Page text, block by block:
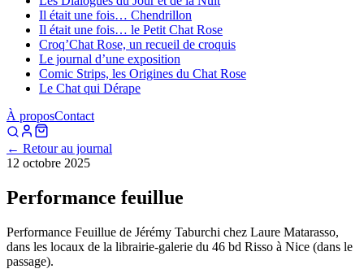
Il était une fois… Chendrillon
Il était une fois… le Petit Chat Rose
Croq’Chat Rose, un recueil de croquis
Le journal d’une exposition
Comic Strips, les Origines du Chat Rose
Le Chat qui Dérape
À proposContact
← Retour au journal
12 octobre 2025
Performance feuillue
Performance Feuillue de Jérémy Taburchi chez Laure Matarasso,
dans les locaux de la librairie-galerie du 46 bd Risso à Nice (dans le
passage).